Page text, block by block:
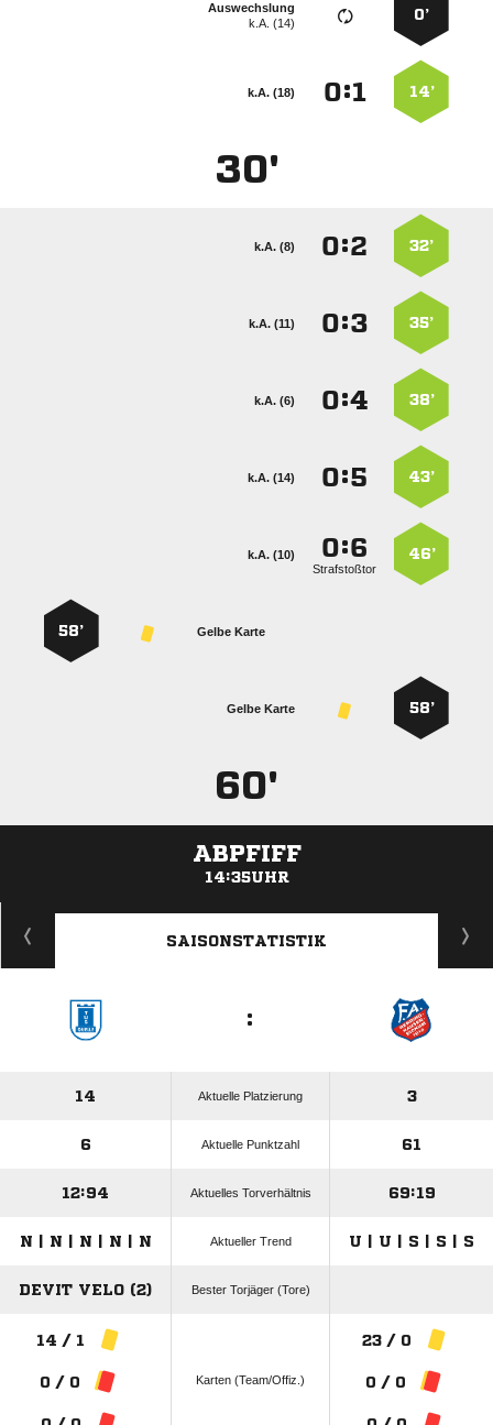
0’
Auswechslung
k.A. (14)
14’
:
k.A. (18)
30'
32’
:
k.A. (8)
35’
:
k.A. (11)
38’
:
k.A. (6)
43’
:
k.A. (14)
46’
:
Strafstoßtor
k.A. (10)
Gelbe Karte
58’
58’
Gelbe Karte
60'
ABPFIFF
14:35UHR
ANZEIGE
SAISONSTATISTIK
:
14 Aktuelle Platzierung 3
6 Aktuelle Punktzahl 61
12:94 Aktuelles Torverhältnis 69:19
N | N | N | N | N Aktueller Trend U | U | S | S | S
DEVIT VELO (2) Bester Torjäger (Tore)
14 / 1
0 / 0 Karten (Team/Offiz.)
23 / 0
0 / 0